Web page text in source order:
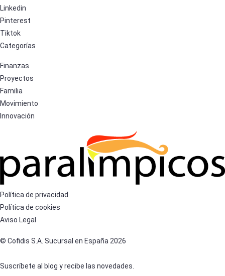
Linkedin
Pinterest
Tiktok
Categorías
Finanzas
Proyectos
Familia
Movimiento
Innovación
Política de privacidad
Política de cookies
Aviso Legal
© Cofidis S.A. Sucursal en España 2026
Suscríbete al blog y recibe las novedades.